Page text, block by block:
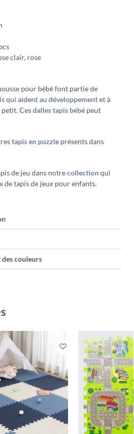
clair, rose
pour bébé font partie de
qui aident au développement et à
petit. Cesdalles tapis bébé peut
tapis en puzzle présents dans
de jeu dans notrecollectionqui
de tapis de jeux pour enfants.
couleurs